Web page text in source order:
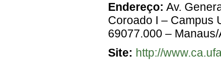
Endereço: Av.
Coroado I – Campus
69077.000 – Manaus/
Site: http://